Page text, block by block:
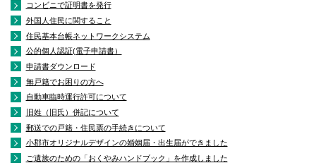
コンビニで証明書を発行
外国人住民に関すること
住民基本台帳ネットワークシステム
公的個人認証(電子申請書）
申請書ダウンロード
無戸籍でお困りの方へ
自動車臨時運行許可について
旧姓（旧氏）併記について
郵送での戸籍・住民票の手続きについて
小郡市オリジナルデザインの婚姻届・出生届ができました
ご遺族のための「おくやみハンドブック」を作成しました